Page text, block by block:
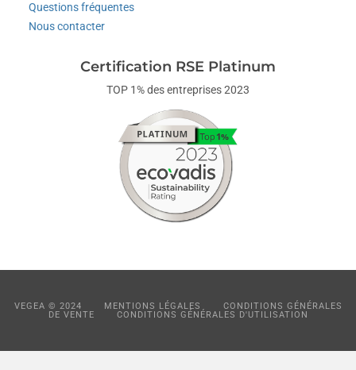
Questions fréquentes
Nous contacter
Certification RSE Platinum
TOP 1% des entreprises 2023
VEGEA © 2024 MENTIONS LÉGALES
CONDITIONS GÉNÉRALES
DE VENTE
CONDITIONS GÉNÉRALES D'UTILISATION